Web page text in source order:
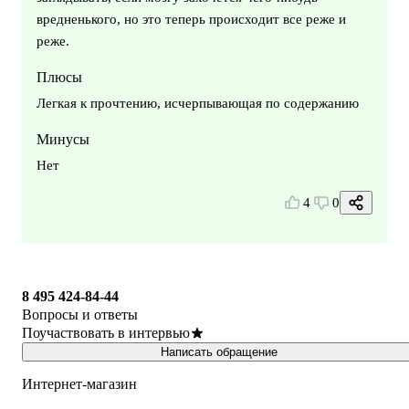
вредненького, но это теперь происходит все реже и
реже.
Плюсы
Легкая к прочтению, исчерпывающая по содержанию
Минусы
Нет
4 0
8 495 424-84-44
Вопросы и ответы
Поучаствовать в интервью
Написать обращение
Интернет-магазин